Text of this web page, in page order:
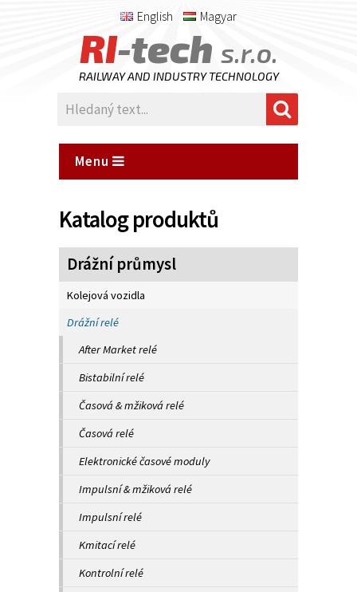
English Magyar
RI-tech s.r.o.
RAILWAY AND INDUSTRY TECHNOLOGY
Menu
Katalog produktů
Drážní průmysl
Kolejová vozidla
Drážní relé
After Market relé
Bistabilní relé
Časová & mžiková relé
Časová relé
Elektronické časové moduly
Impulsní & mžiková relé
Impulsní relé
Kmitací relé
Kontrolní relé